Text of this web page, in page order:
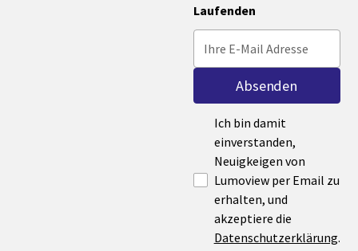
Laufenden
Ich bin damit
einverstanden,
Neuigkeigen von
Lumoview per Email zu
erhalten, und
akzeptiere die
Datenschutzerklärung.